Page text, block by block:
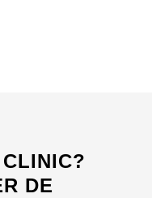
DE